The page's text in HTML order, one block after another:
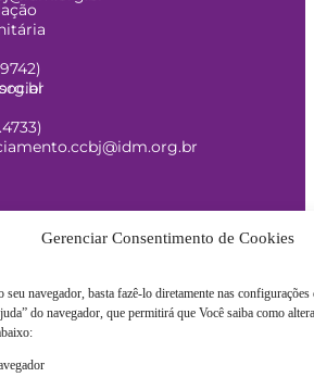
Gerenciar Consentimento de Cookies
seu navegador, basta fazê-lo diretamente nas configurações
do navegador, que permitirá que Você saiba como